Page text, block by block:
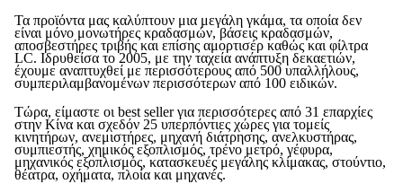
Τα προϊόντα μας καλύπτουν μια μεγάλη γκάμα, τα οποία δεν
είναι μόνο μονωτήρες κραδασμών, βάσεις κραδασμών,
αποσβεστήρες τριβής και επίσης αμορτισέρ καθώς και φίλτρα
LC. Ιδρυθείσα το 2005, με την ταχεία ανάπτυξη δεκαετιών,
έχουμε αναπτυχθεί με περισσότερους από 500 υπαλλήλους,
συμπεριλαμβανομένων περισσότερων από 100 ειδικών.
Τώρα, είμαστε οι best seller για περισσότερες από 31 επαρχίες
στην Κίνα και σχεδόν 25 υπερπόντιες χώρες για τομείς
κινητήρων, ανεμιστήρες, μηχανή διάτρησης, ανελκυστήρας,
συμπιεστής, χημικός εξοπλισμός, τρένο μετρό, γέφυρα,
μηχανικός εξοπλισμός, κατασκευές μεγάλης κλίμακας, στούντιο,
θέατρα, οχήματα, πλοία και μηχανές.